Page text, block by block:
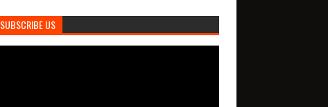
SUBSCRIBE US